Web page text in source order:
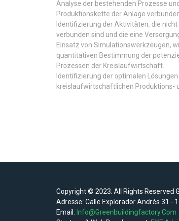
Analyse der bestehenden Prozesse
Produktionskette der Anlage
Identifizierung der Aktivitäten, die
verbunden sind und die eine
Einsatz von Simulationswerkzeugen,
quantitativen Bestimmung der
Prozessen der Kreislaufwirtschaft.
Identifizierung der optimalen
kreislaufwirtschaftlichen Produktions-
Copyright © 2023. All Rights Reserved
Adresse: Calle Explorador Andrés 31 -
Email: Info@greenbuildingfactory.com